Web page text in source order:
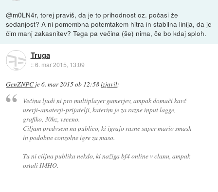
@m0LN4r, torej praviš, da je to prihodnost oz. počasi že
sedanjost? A ni pomembna potemtakem hitra in stabilna linija, da je
čim manj zakasnitev? Tega pa večina (še) nima, če bo kdaj sploh.
Truga
::6. mar 2015, 13:09
GenZNPCje6. mar 2015 ob 12:58izjavil:
Večina ljudi ni pro multiplayer gamerjev, ampak domači kavč
userji-amaterji-prijatelji, katerim je za razne input lagge,
grafiko, 30hz, vseeno.
Ciljam predvsem na publico, ki igrajo razne super mario smash
in podobne conzolne igre za maso.
Tu ni ciljna publika nekdo, ki nažiga bf4 online v clanu, ampak
ostali IMHO.